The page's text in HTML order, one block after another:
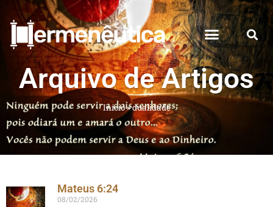
Arquivo de Artigos
Início»dualidade
Mateus 6:24
08/02/2026